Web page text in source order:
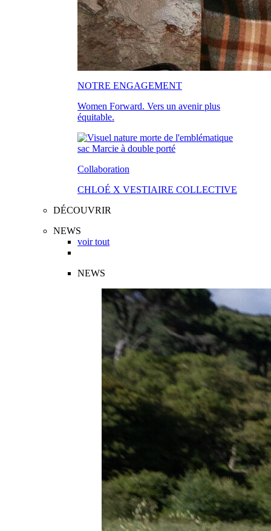
NOTRE ENGAGEMENT
Women Forward. Vers un avenir plus
équitable.
Collaboration
CHLOÉ X VESTIAIRE COLLECTIVE
DÉCOUVRIR
NEWS
voir tout
NEWS